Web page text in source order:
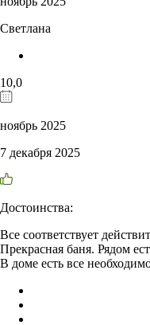
Светлана
10,0
ноябрь 2025
7 декабря 2025
Достоинства:
Все соответствует
Прекрасная баня. Рядом
В доме есть все